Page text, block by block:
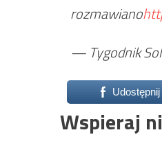
rozmawiano
— Tygodnik
Wspieraj